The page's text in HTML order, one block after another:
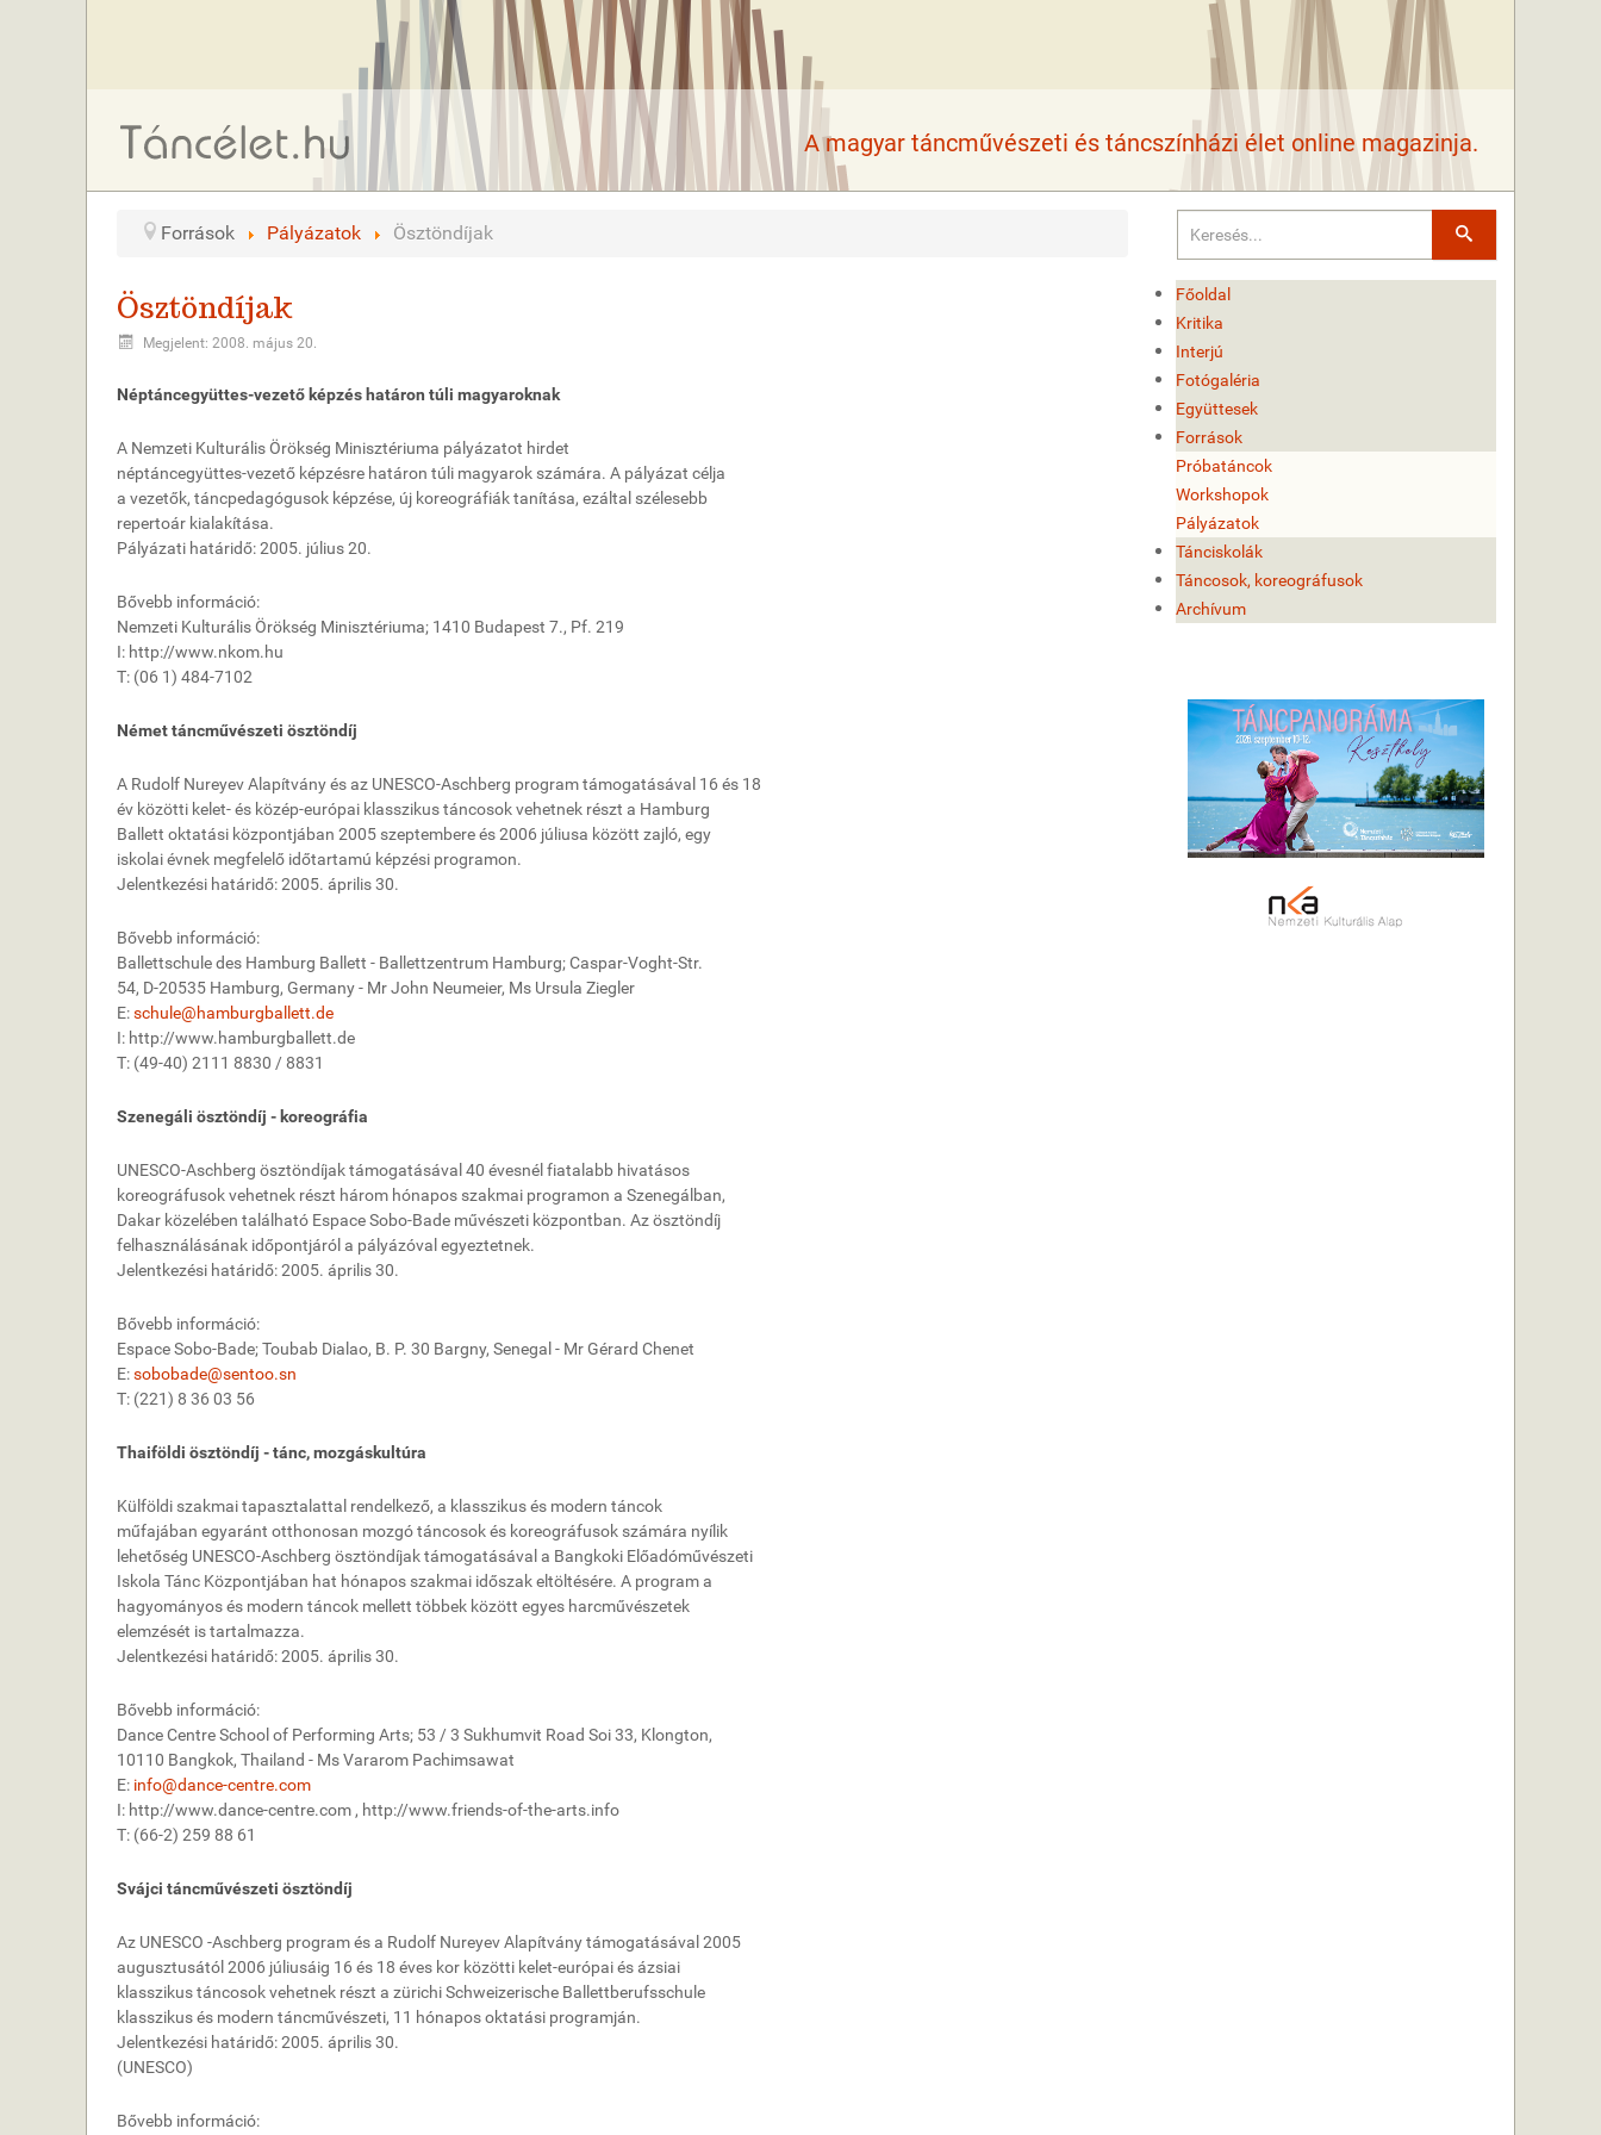
A magyar táncművészeti és táncszínházi élet online magazinja.
Források Pályázatok Ösztöndíjak
Ösztöndíjak
Megjelent: 2008. május 20.
Néptáncegyüttes-vezető képzés határon túli magyaroknak
A Nemzeti Kulturális Örökség Minisztériuma pályázatot hirdet
néptáncegyüttes-vezető képzésre határon túli magyarok számára. A pályázat célja
a vezetők, táncpedagógusok képzése, új koreográfiák tanítása, ezáltal szélesebb
repertoár kialakítása.
Pályázati határidő: 2005. július 20.
Bővebb információ:
Nemzeti Kulturális Örökség Minisztériuma; 1410 Budapest 7., Pf. 219
I: http://www.nkom.hu
T: (06 1) 484-7102
Német táncművészeti ösztöndíj
A Rudolf Nureyev Alapítvány és az UNESCO-Aschberg program támogatásával 16 és 18
év közötti kelet- és közép-európai klasszikus táncosok vehetnek részt a Hamburg
Ballett oktatási központjában 2005 szeptembere és 2006 júliusa között zajló, egy
iskolai évnek megfelelő időtartamú képzési programon.
Jelentkezési határidő: 2005. április 30.
Bővebb információ:
Ballettschule des Hamburg Ballett - Ballettzentrum Hamburg; Caspar-Voght-Str.
54, D-20535 Hamburg, Germany - Mr John Neumeier, Ms Ursula Ziegler
E:schule@hamburgballett.de
I: http://www.hamburgballett.de
T: (49-40) 2111 8830 / 8831
Szenegáli ösztöndíj - koreográfia
UNESCO-Aschberg ösztöndíjak támogatásával 40 évesnél fiatalabb hivatásos
koreográfusok vehetnek részt három hónapos szakmai programon a Szenegálban,
Dakar közelében található Espace Sobo-Bade művészeti központban. Az ösztöndíj
felhasználásának időpontjáról a pályázóval egyeztetnek.
Jelentkezési határidő: 2005. április 30.
Bővebb információ:
Espace Sobo-Bade; Toubab Dialao, B. P. 30 Bargny, Senegal - Mr Gérard Chenet
E:sobobade@sentoo.sn
T: (221) 8 36 03 56
Thaiföldi ösztöndíj - tánc, mozgáskultúra
Külföldi szakmai tapasztalattal rendelkező, a klasszikus és modern táncok
műfajában egyaránt otthonosan mozgó táncosok és koreográfusok számára nyílik
lehetőség UNESCO-Aschberg ösztöndíjak támogatásával a Bangkoki Előadóművészeti
Iskola Tánc Központjában hat hónapos szakmai időszak eltöltésére. A program a
hagyományos és modern táncok mellett többek között egyes harcművészetek
elemzését is tartalmazza.
Jelentkezési határidő: 2005. április 30.
Bővebb információ:
Dance Centre School of Performing Arts; 53 / 3 Sukhumvit Road Soi 33, Klongton,
10110 Bangkok, Thailand - Ms Vararom Pachimsawat
E: info@dance-centre.com
I: http://www.dance-centre.com , http://www.friends-of-the-arts.info
T: (66-2) 259 88 61
Svájci táncművészeti ösztöndíj
Az UNESCO -Aschberg program és a Rudolf Nureyev Alapítvány támogatásával 2005
augusztusától 2006 júliusáig 16 és 18 éves kor közötti kelet-európai és ázsiai
klasszikus táncosok vehetnek részt a zürichi Schweizerische Ballettberufsschule
klasszikus és modern táncművészeti, 11 hónapos oktatási programján.
Jelentkezési határidő: 2005. április 30.
(UNESCO)
Bővebb információ:
Keresés
Főoldal
Kritika
Interjú
Fotógaléria
Együttesek
Források
Próbatáncok
Workshopok
Pályázatok
Tánciskolák
Táncosok, koreográfusok
Archívum